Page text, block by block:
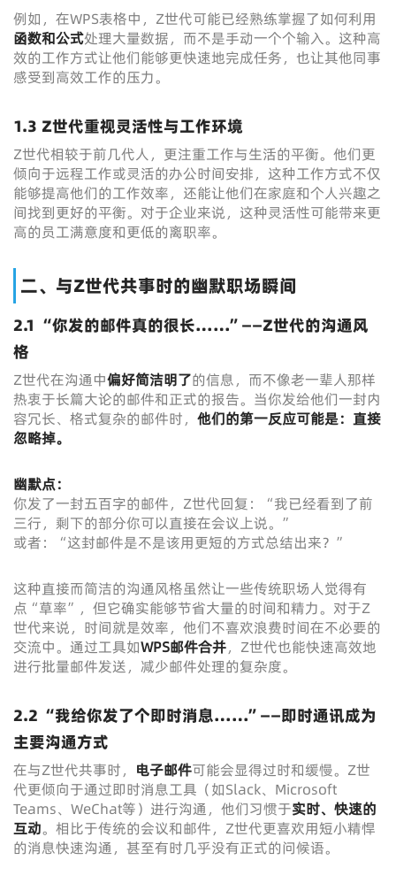
例如，在WPS表格中，Z世代可能已经熟练掌握了如何利用
函数和公式处理大量数据，而不是手动一个个输入。这种高
效的工作方式让他们能够更快速地完成任务，也让其他同事
感受到高效工作的压力。
1.3 Z世代重视灵活性与工作环境
Z世代相较于前几代人，更注重工作与生活的平衡。他们更
倾向于远程工作或灵活的办公时间安排，这种工作方式不仅
能够提高他们的工作效率，还能让他们在家庭和个人兴趣之
间找到更好的平衡。对于企业来说，这种灵活性可能带来更
高的员工满意度和更低的离职率。
二、与Z世代共事时的幽默职场瞬间
2.1 “你发的邮件真的很长……”——Z世代的沟通风
格
Z世代在沟通中偏好简洁明了的信息，而不像老一辈人那样
热衷于长篇大论的邮件和正式的报告。当你发给他们一封内
容冗长、格式复杂的邮件时， 他们的第一反应可能是：直接
忽略掉。
幽默点：
你发了一封五百字的邮件，Z世代回复：“我已经看到了前
三行，剩下的部分你可以直接在会议上说。”
或者：“这封邮件是不是该用更短的方式总结出来？”
这种直接而简洁的沟通风格虽然让一些传统职场人觉得有
点“草率”，但它确实能够节省大量的时间和精力。对于Z
世代来说，时间就是效率，他们不喜欢浪费时间在不必要的
交流中。通过工具如WPS邮件合并，Z世代也能快速高效地
进行批量邮件发送，减少邮件处理的复杂度。
2.2 “我给你发了个即时消息……”——即时通讯成为
主要沟通方式
在与Z世代共事时， 电子邮件可能会显得过时和缓慢。Z世
代更倾向于通过即时消息工具（如Slack、Microsoft
Teams、WeChat等）进行沟通，他们习惯于实时、快速的
互动。相比于传统的会议和邮件，Z世代更喜欢用短小精悍
的消息快速沟通，甚至有时几乎没有正式的问候语。